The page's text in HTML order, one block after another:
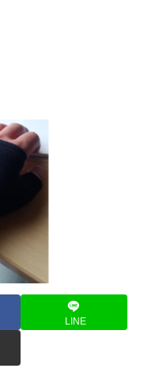
LINE